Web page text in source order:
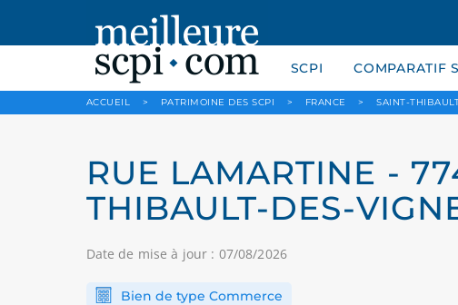
SCPI COMPARATIF
ACCUEIL > PATRIMOINE DES SCPI > FRANCE > SAINT-
RUE LAMARTINE -
THIBAULT-DES-
Date de mise à jour : 07/08/2026
Bien de type Commerce